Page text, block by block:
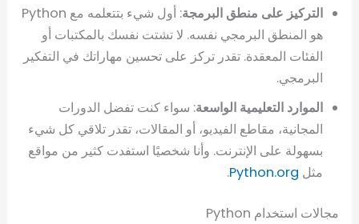
التركيز على منطق البرمجة
: أول شيء بتتعلمه مع Python
هو المنطق البرمجي نفسه. لا تشتت نفسك بالمكتبات أو
الفئات المعقدة. تقدر تركز على تحسين مهاراتك في التفكير
البرمجي.
الموارد التعليمية الواسعة: سواء كنت تفضل الدورات
المجانية، مقاطع الفيديو، أو المقالات، تقدر تلاقي كل شيء
بسهولة على الإنترنت. وأنا شخصيًا استفدت كثير من مواقع
مثل Python.org
.
مجالات استخدام Python